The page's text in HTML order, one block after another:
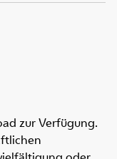
zur Verfügung.